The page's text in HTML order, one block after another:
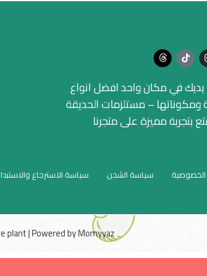
في مكان واحد افضل انواع
ومكوناتها – مستلزمات الحديقة
بتجربة مميزة على متجرنا
سياسة الشحن سياسة الاسترجاع
plant | Powered byMomyyaz